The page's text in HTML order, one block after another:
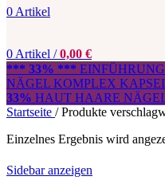
0 Artikel
0 Artikel / 0,00 €
*** 33% ***
NÄGEL KOMPLEX
33% HAUT HAARE
Startseite / Produkte
Einzelnes Ergebnis wird
Sidebar anzeigen